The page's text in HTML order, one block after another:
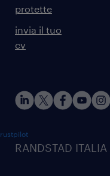
protette
invia il tuo
cv
RANDSTAD